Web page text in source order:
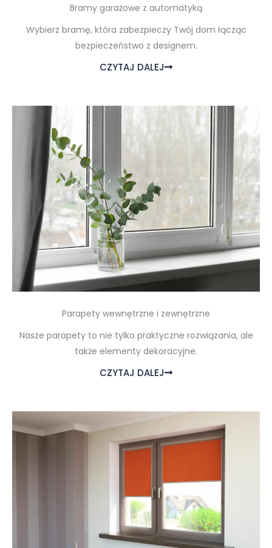
Bramy garażowe z automatyką
Wybierz bramę, która zabezpieczy Twój dom łącząc
bezpieczeństwo z designem.
CZYTAJ DALEJ
Parapety wewnętrzne i zewnętrzne
Nasze parapety to nie tylko praktyczne rozwiązania, ale
także elementy dekoracyjne.
CZYTAJ DALEJ